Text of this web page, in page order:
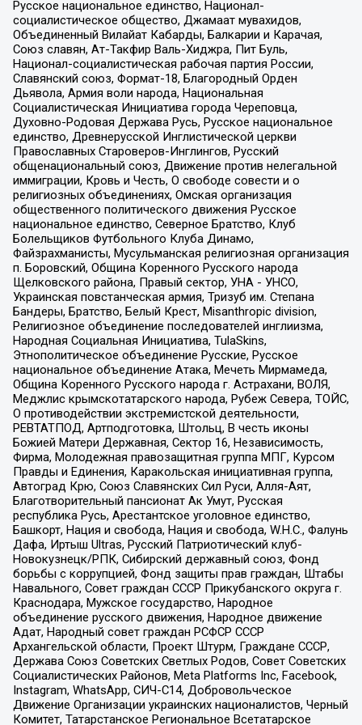
Русское национальное единство, Национал-
социалистическое общество, Джамаат мувахидов,
Объединенный Вилайат Кабарды, Балкарии и Карачая,
Союз славян, Ат-Такфир Валь-Хиджра, Пит Буль,
Национал-социалистическая рабочая партия России,
Славянский союз, Формат-18, Благородный Орден
Дьявола, Армия воли народа, Национальная
Социалистическая Инициатива города Череповца,
Духовно-Родовая Держава Русь, Русское национальное
единство, Древнерусской Инглистической церкви
Православных Староверов-Инглингов, Русский
общенациональный союз, Движение против нелегальной
иммиграции, Кровь и Честь, О свободе совести и о
религиозных объединениях, Омская организация
общественного политического движения Русское
национальное единство, Северное Братство, Клуб
Болельщиков Футбольного Клуба Динамо,
Файзрахманисты, Мусульманская религиозная организация
п. Боровский, Община Коренного Русского народа
Щелковского района, Правый сектор, УНА - УНСО,
Украинская повстанческая армия, Тризуб им. Степана
Бандеры, Братство, Белый Крест, Misanthropic division,
Религиозное объединение последователей инглиизма,
Народная Социальная Инициатива, TulaSkins,
Этнополитическое объединение Русские, Русское
национальное объединение Атака, Мечеть Мирмамеда,
Община Коренного Русского народа г. Астрахани, ВОЛЯ,
Меджлис крымскотатарского народа, Рубеж Севера, ТОЙС,
О противодействии экстремистской деятельности,
РЕВТАТПОД, Артподготовка, Штольц, В честь иконы
Божией Матери Державная, Сектор 16, Независимость,
Фирма, Молодежная правозащитная группа МПГ, Курсом
Правды и Единения, Каракольская инициативная группа,
Автоград Крю, Союз Славянских Сил Руси, Алля-Аят,
Благотворительный пансионат Ак Умут, Русская
республика Русь, Арестантское уголовное единство,
Башкорт, Нация и свобода, Нация и свобода, W.H.С., Фалунь
Дафа, Иртыш Ultras, Русский Патриотический клуб-
Новокузнецк/РПК, Сибирский державный союз, Фонд
борьбы с коррупцией, Фонд защиты прав граждан, Штабы
Навального, Совет граждан СССР Прикубанского округа г.
Краснодара, Мужское государство, Народное
объединение русского движения, Народное движение
Адат, Народный совет граждан РСФСР СССР
Архангельской области, Проект Штурм, Граждане СССР,
Держава Союз Советских Светлых Родов, Совет Советских
Социалистических Районов, Meta Platforms Inc, Facebook,
Instagram, WhatsApp, СИЧ-С14, Добровольческое
Движение Организации украинских националистов, Черный
Комитет, Татарстанское Региональное Всетатарское